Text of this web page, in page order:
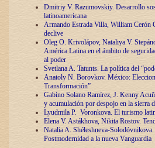
Dmitriy V. Razumovskiy. Desarrollo
latinoamericana
Armando Estrada Villa, William Cerón
declive
Oleg O. Krivolápov, Nataliya V.
América Latina en el ámbito de
al poder
Svetlana A. Tatunts. La política del
Anatoly N. Borovkov. México:
Transformación”
Gabino Solano Ramírez, J. Kenny
y acumulación por despojo en la sierra
Lyudmila P. Voronkova. El turismo
Elena V. Astákhova, Nikita Rostov.
Natalia A. Shéleshneva-
Postmodernidad a la nueva Vanguardia